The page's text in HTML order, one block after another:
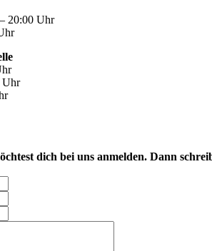
20:00 Uhr
Uhr
dich bei uns anmelden. Dann